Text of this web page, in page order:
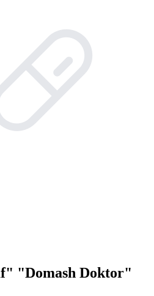
"Domash Doktor"